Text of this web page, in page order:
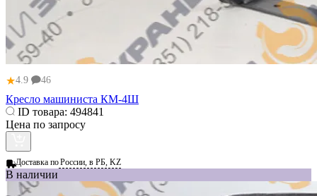
★4.9 46
Кресло машиниста КМ-4Ш
ID товара: 494841
Цена по запросу
Доставка поРоссии, в РБ, KZ
В наличии